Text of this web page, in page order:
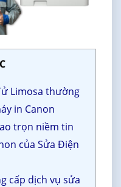
Limosa thường
in Canon
trọn niềm tin
của Sửa Điện
cấp dịch vụ sửa